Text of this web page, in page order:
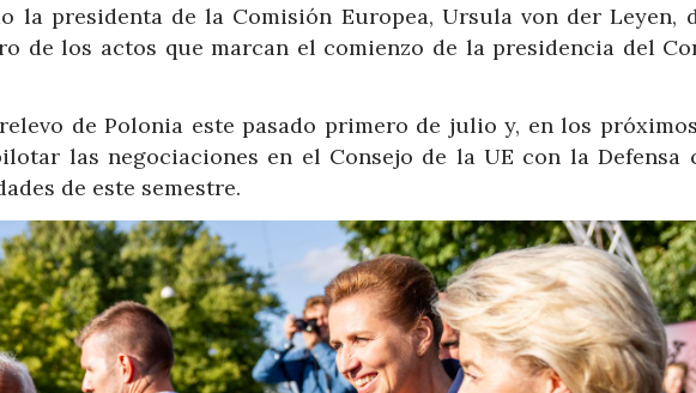
la presidenta de la Comisión Europea, Ursula von der Leyen,
de los actos que marcan el comienzo de la presidencia del
de Polonia este pasado primero de julio y, en los
las negociaciones en el Consejo de la UE con la Defensa
de este semestre.